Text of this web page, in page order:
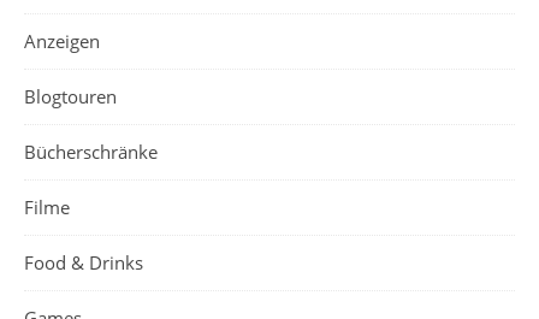
Anzeigen
Blogtouren
Bücherschränke
Filme
Food & Drinks